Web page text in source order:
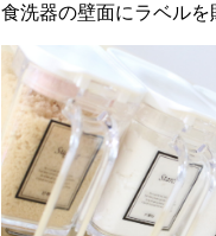
食洗器の壁面にラベルを